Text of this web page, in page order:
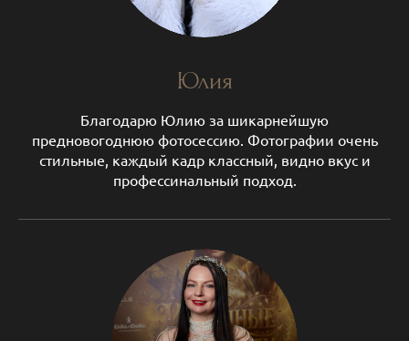
Юлия
Благодарю Юлию за шикарнейшую
предновогоднюю фотосессию. Фотографии очень
стильные, каждый кадр классный, видно вкус и
профессинальный подход.